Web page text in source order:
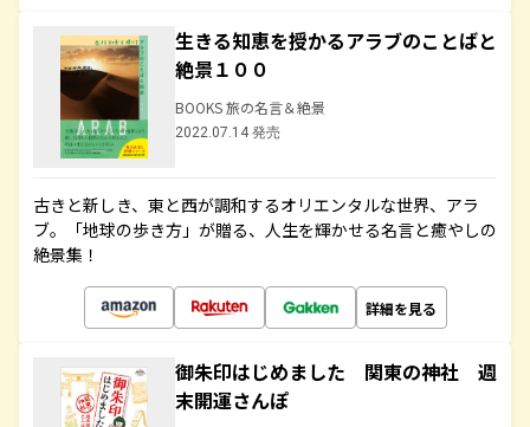
生きる知恵を授かるアラブのことばと
絶景１００
BOOKS 旅の名言＆絶景
2022.07.14 発売
古きと新しき、東と西が調和するオリエンタルな世界、アラ
ブ。「地球の歩き方」が贈る、人生を輝かせる名言と癒やしの
絶景集！
詳細を見る
御朱印はじめました 関東の神社 週
末開運さんぽ